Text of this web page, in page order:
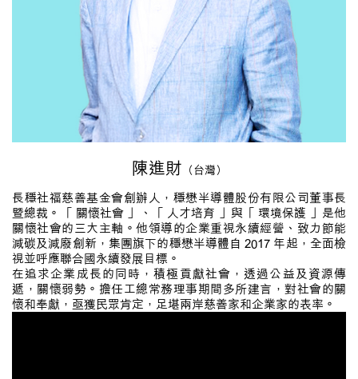
陳進財 （台灣）
長穩社福慈善基金會創辦人，穩懋半導體股份有限公司董事長
暨總裁。「 關懷社會 」、「 人才培育 」與「 環境保護 」是他
關懷社會的三大主軸。他領導的企業重視永續經營、致力節能
減碳及減廢創新，集團旗下的穩懋半導體自 2017 年起，全面檢
視並呼應聯合國永續發展目標。
在追求企業成長的同時，積極貢獻社會，透過公益及資源傳
遞，關懷弱勢。擔任工總常務理事期間多所建言，對社會的關
懷和奉獻，亟獲民眾肯定，足堪兩岸慈善家和企業家的表率。